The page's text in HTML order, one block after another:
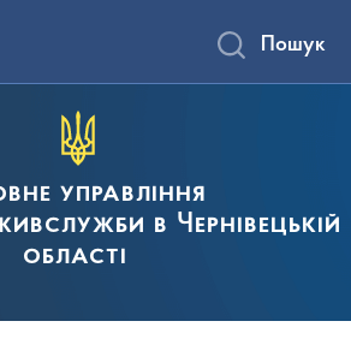
управління
в Чернівецькій
області
Пошук